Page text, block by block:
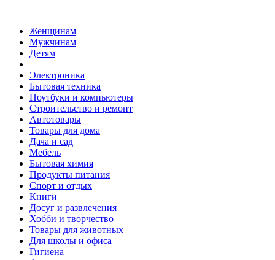
Женщинам
Мужчинам
Детям
Электроника
Бытовая техника
Ноутбуки и компьютеры
Строительство и ремонт
Автотовары
Товары для дома
Дача и сад
Мебель
Бытовая химия
Продукты питания
Спорт и отдых
Книги
Досуг и развлечения
Хобби и творчество
Товары для животных
Для школы и офиса
Гигиена